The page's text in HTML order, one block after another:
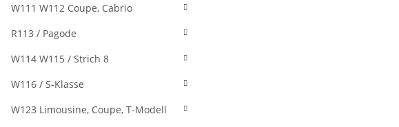
W111 W112 Coupe, Cabrio
R113 / Pagode
W114 W115 / Strich 8
W116 / S-Klasse
W123 Limousine, Coupe, T-Modell